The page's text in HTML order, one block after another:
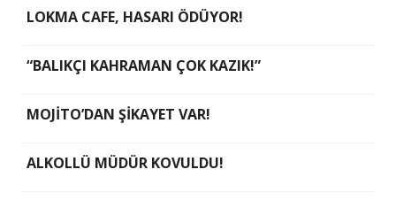
LOKMA CAFE, HASARI ÖDÜYOR!
“BALIKÇI KAHRAMAN ÇOK KAZIK!”
MOJİTO’DAN ŞİKAYET VAR!
ALKOLLÜ MÜDÜR KOVULDU!